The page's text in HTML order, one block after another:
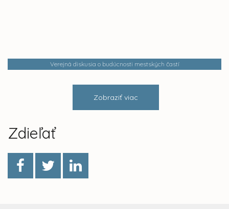
Verejná diskusia o budúcnosti mestských častí
Zobraziť viac
Zdieľať